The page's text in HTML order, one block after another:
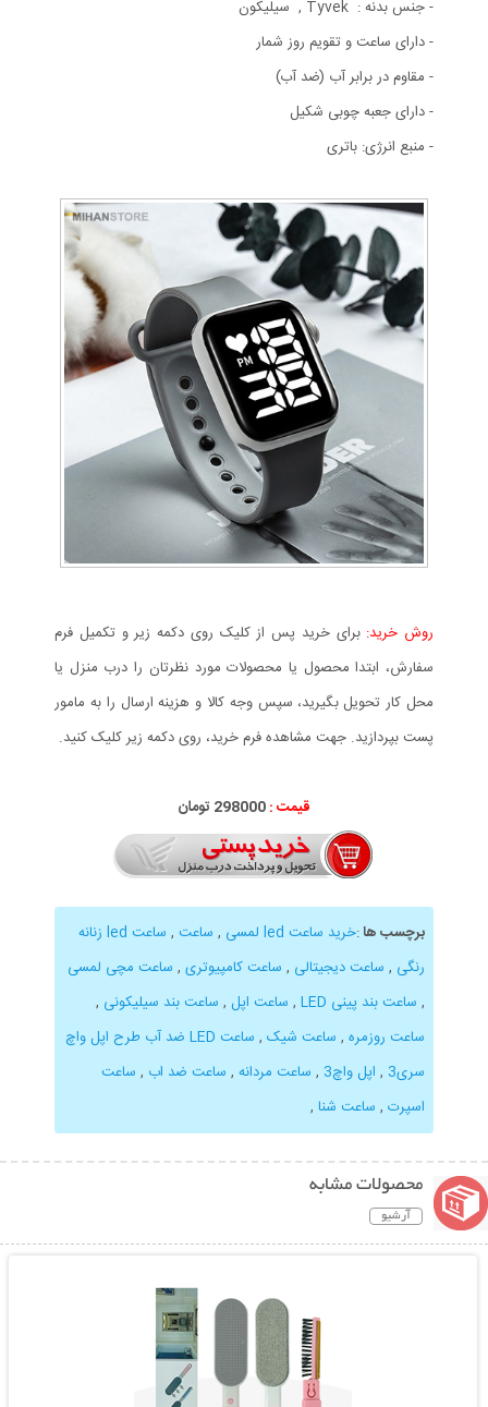
- جنس بدنه : Tyvek , سیلیکون
- دارای ساعت و تقویم روز شمار
- مقاوم در برابر آب (ضد آب)
- دارای جعبه چوبی شکیل
- منبع انرژی: باتری
روش خرید: برای خرید پس از کلیک روی دکمه زیر و تکمیل فرم
سفارش، ابتدا محصول یا محصولات مورد نظرتان را درب منزل یا
محل کار تحویل بگیرید، سپس وجه کالا و هزینه ارسال را به مامور
پست بپردازید. جهت مشاهده فرم خرید، روی دکمه زیر کلیک کنید.
قیمت :298000 تومان
برچسب ها:خرید ساعت led لمسی , ساعت ,
ساعت led زنانه
رنگی , ساعت دیجیتالی , ساعت کامپیوتری , ساعت مچی لمسی
, ساعت بند پینی LED , ساعت اپل , ساعت بند سیلیکونی ,
ساعت روزمره , ساعت شیک ,
ساعت LED ضد آب طرح اپل واچ
سری3 , اپل واچ3 , ساعت مردانه , ساعت ضد اب , ساعت
اسپرت , ساعت شنا ,
محصولات مشابه
آرشیو